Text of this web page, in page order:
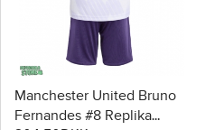
Manchester United Bruno
Fernandes #8 Replika